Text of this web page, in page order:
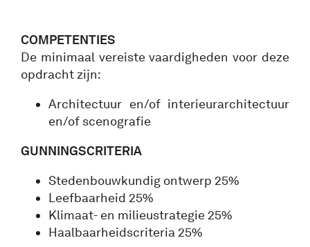
COMPETENTIES
De minimaal vereiste vaardigheden voor deze
opdracht zijn:
Architectuur en/of interieurarchitectuur
en/of scenografie
GUNNINGSCRITERIA
Stedenbouwkundig ontwerp 25%
Leefbaarheid 25%
Klimaat- en milieustrategie 25%
Haalbaarheidscriteria 25%